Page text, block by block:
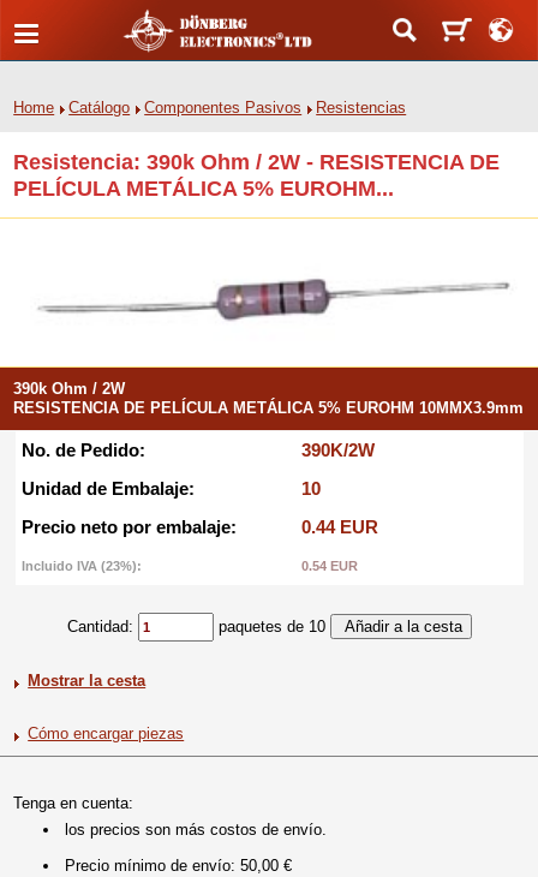
Home Catálogo Componentes Pasivos Resistencias
Resistencia: 390k Ohm / 2W - RESISTENCIA DE
PELÍCULA METÁLICA 5% EUROHM...
390k Ohm / 2W
RESISTENCIA DE PELÍCULA METÁLICA 5% EUROHM 10MMX3.9mm
No. de Pedido:
390K/2W
Unidad de Embalaje:
10
Precio neto por embalaje:
0.44 EUR
Incluido IVA (23%): 0.54 EUR
Cantidad: paquetes de 10
Mostrar la cesta
Cómo encargar piezas
Tenga en cuenta:
los precios son más costos de envío.
Precio mínimo de envío: 50,00 €